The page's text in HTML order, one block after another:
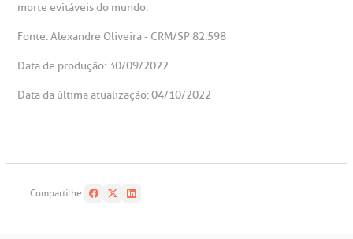
Endereço:
R. Colômbia, 332
CEP: 01438-000 | Jardim Paulista
São Paulo - SP
e perdidos
morte evitáveis do mundo.
Fonte: Alexandre Oliveira - CRM/SP 82.598
Data de produção: 30/09/2022
Data da última atualização: 04/10/2022
Compartilhe: